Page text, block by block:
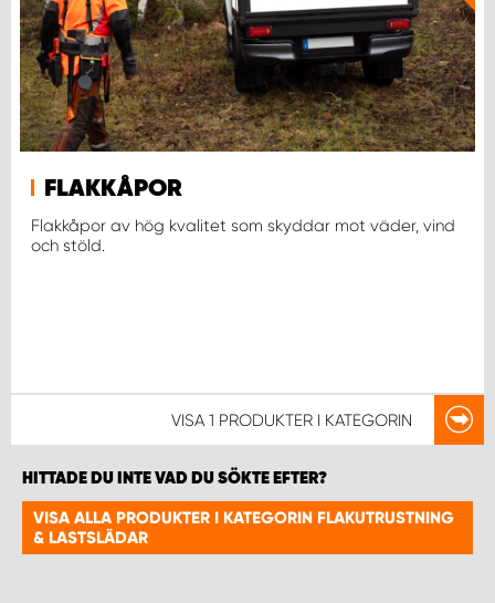
FLAKKÅPOR
Flakkåpor av hög kvalitet som skyddar mot väder, vind
och stöld.
VISA 1 PRODUKTER I KATEGORIN
HITTADE DU INTE VAD DU SÖKTE EFTER?
VISA ALLA PRODUKTER I KATEGORIN FLAKUTRUSTNING
& LASTSLÄDAR
WORK SYSTEM SKELLEFTEÅ
WORK SYSTEM SKÖVDE
WORK SYSTEM STAFFANSTORP
WORK SYSTEM STOCKHOLM NORR
WORK SYSTEM UMEÅ
WORK SYSTEM UPPSALA